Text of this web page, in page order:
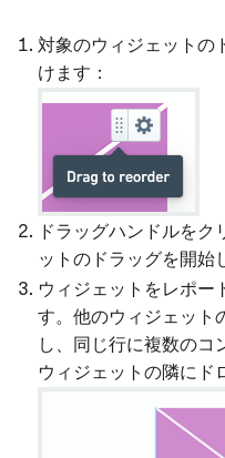
対象のウィジェットの
けます：
ドラッグハンドルを
ットのドラッグを開始
ウィジェットをレポー
す。他のウィジェット
し、同じ行に複数のコ
ウィジェットの隣にド